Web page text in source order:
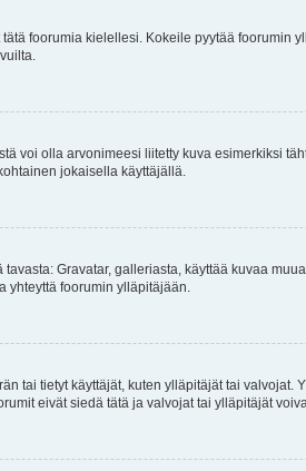
foorumia kielellesi. Kokeile pyytää foorumin
voi olla arvonimeesi liitetty kuva esimerkiksi
jokaisella käyttäjällä.
Gravatar, galleriasta, käyttää kuvaa
yhteyttä foorumin ylläpitäjään.
tai tietyt käyttäjät, kuten ylläpitäjät tai
eivät siedä tätä ja valvojat tai ylläpitäjät